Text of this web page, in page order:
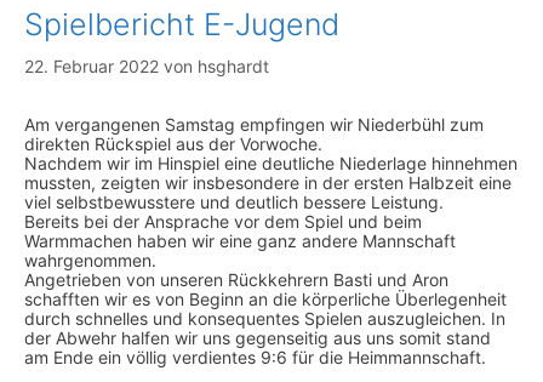
Spielbericht E-Jugend
22. Februar 2022 von hsghardt
Am vergangenen Samstag empfingen wir Niederbühl zum
direkten Rückspiel aus der Vorwoche.
Nachdem wir im Hinspiel eine deutliche Niederlage hinnehmen
mussten, zeigten wir insbesondere in der ersten Halbzeit eine
viel selbstbewusstere und deutlich bessere Leistung.
Bereits bei der Ansprache vor dem Spiel und beim
Warmmachen haben wir eine ganz andere Mannschaft
wahrgenommen.
Angetrieben von unseren Rückkehrern Basti und Aron
schafften wir es von Beginn an die körperliche Überlegenheit
durch schnelles und konsequentes Spielen auszugleichen. In
der Abwehr halfen wir uns gegenseitig aus uns somit stand
am Ende ein völlig verdientes 9:6 für die Heimmannschaft.